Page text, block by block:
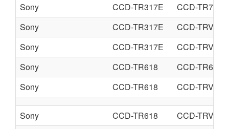
Sony
CCD-TR317E
CCD-TR717E
Sony
CCD-TR317E
CCD-TRV67E
Sony
CCD-TR317E
CCD-TRV47E
Sony
CCD-TR618
CCD-TR618E
Sony
CCD-TR618 CCD-TRV78
Sony CCD-TR618
CCD-TRV58E